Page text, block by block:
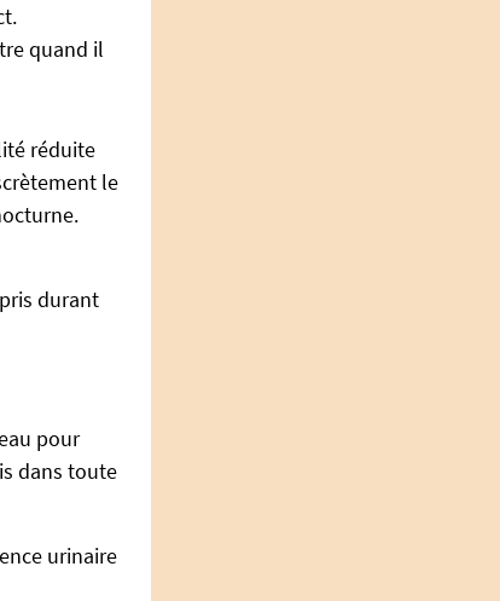
quand il
réduite
le
durant
pour
dans toute
urinaire